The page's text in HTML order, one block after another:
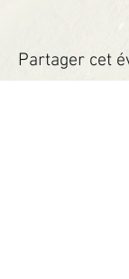
Partager cet